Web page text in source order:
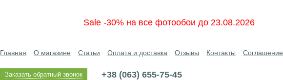
Sale -30% на все фотообои до 23.08.2026
Главная О магазине Статьи Оплата и доставка Отзывы Контакты Соглашение
Заказать обратный звонок +38 (063) 655-75-45